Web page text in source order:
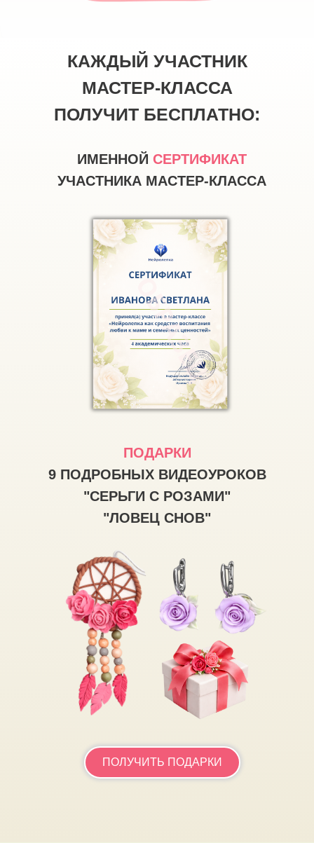
КАЖДЫЙ УЧАСТНИК
МАСТЕР-КЛАССА
ПОЛУЧИТ БЕСПЛАТНО:
ПОДАРКИ
9 ПОДРОБНЫХ ВИДЕОУРОКОВ
"СЕРЬГИ С РОЗАМИ"
"ЛОВЕЦ СНОВ"
ИМЕННОЙ СЕРТИФИКАТ
УЧАСТНИКА МАСТЕР-КЛАССА
ПОЛУЧИТЬ ПОДАРКИ